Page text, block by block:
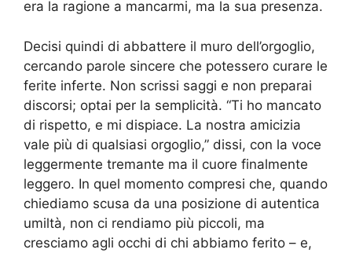
era la ragione a mancarmi, ma la sua presenza.
Decisi quindi di abbattere il muro dell’orgoglio,
cercando parole sincere che potessero curare le
ferite inferte. Non scrissi saggi e non preparai
discorsi; optai per la semplicità. “Ti ho mancato
di rispetto, e mi dispiace. La nostra amicizia
vale più di qualsiasi orgoglio,” dissi, con la voce
leggermente tremante ma il cuore finalmente
leggero. In quel momento compresi che, quando
chiediamo scusa da una posizione di autentica
umiltà, non ci rendiamo più piccoli, ma
cresciamo agli occhi di chi abbiamo ferito – e,